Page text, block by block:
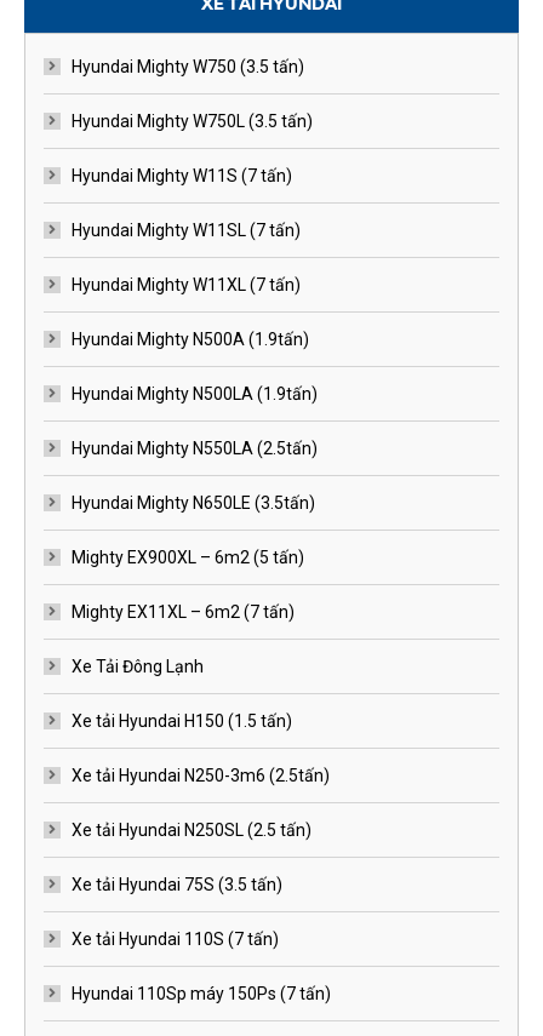
Hyundai Mighty W750 (3.5 tấn)
Hyundai Mighty W750L (3.5 tấn)
Hyundai Mighty W11S (7 tấn)
Hyundai Mighty W11SL (7 tấn)
Hyundai Mighty W11XL (7 tấn)
Hyundai Mighty N500A (1.9tấn)
Hyundai Mighty N500LA (1.9tấn)
Hyundai Mighty N550LA (2.5tấn)
Hyundai Mighty N650LE (3.5tấn)
Mighty EX900XL – 6m2 (5 tấn)
Mighty EX11XL – 6m2 (7 tấn)
Xe Tải Đông Lạnh
Xe tải Hyundai H150 (1.5 tấn)
Xe tải Hyundai N250-3m6 (2.5tấn)
Xe tải Hyundai N250SL (2.5 tấn)
Xe tải Hyundai 75S (3.5 tấn)
Xe tải Hyundai 110S (7 tấn)
Hyundai 110Sp máy 150Ps (7 tấn)